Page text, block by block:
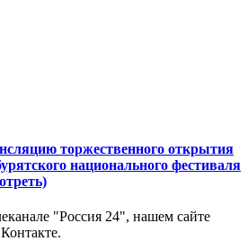
торжественного открытия
национального фестиваля
"Россия 24", нашем сайте